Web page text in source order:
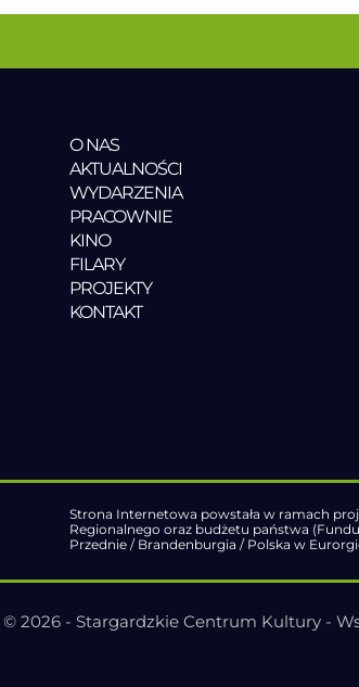
O NAS
AKTUALNOŚCI
WYDARZENIA
PRACOWNIE
KINO
FILARY
PROJEKTY
KONTAKT
Strona Internetowa powstała w ramach
Regionalnego oraz budżetu państwa
Przednie / Brandenburgia / Polska w
© 2026 - Stargardzkie Centrum Kultury -